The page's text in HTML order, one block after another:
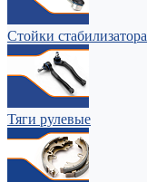
Стойки стабилизатора
Тяги рулевые